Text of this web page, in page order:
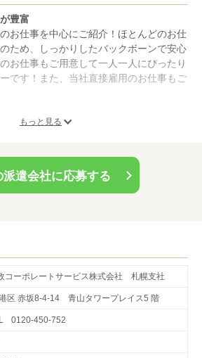
豊富
お仕事を中心にご紹介！ほとんどのお仕
ため、しっかりしたバックボーンで安心
お仕事もご用意して一人一人にぴったり
です！また、当社直接雇用のお仕事もご
単なＰＣ操作ができれば始められるお仕
、経験を求める仕事も多数ありますの
ご応募ください。
ープ会社なので、職場の雰囲気や一緒に
したコーディネーターがご対応致しま
ージを持っていただき気持ちよくお仕事
もっと見る
派遣会社に応募する
コーポレートサービス株式会社 札幌支社
区 赤坂8-4-14 青山タワープレイス5 階
0120-450-752